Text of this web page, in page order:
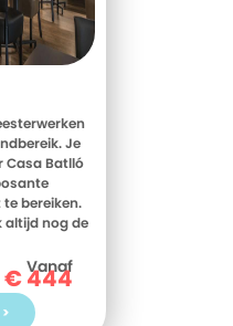
Je
Casa Batlló
bereiken.
altijd nog de
heeft een
middag
gratis
Vanaf
€444